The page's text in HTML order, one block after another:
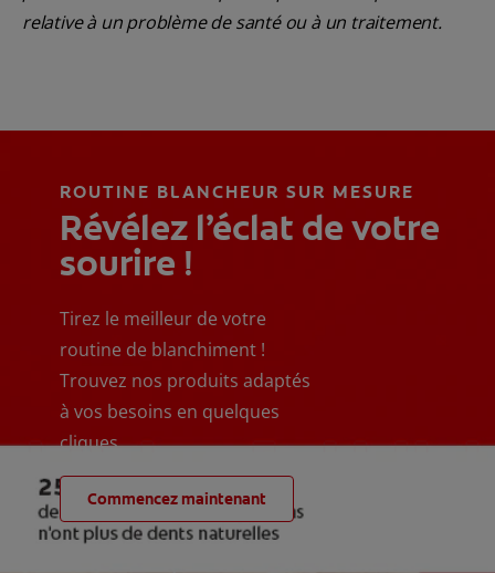
relative à un problème de santé ou à un traitement.
ROUTINE BLANCHEUR SUR MESURE
Révélez l’éclat de votre
sourire !
Tirez le meilleur de votre
routine de blanchiment !
Trouvez nos produits adaptés
à vos besoins en quelques
cliques
Commencez maintenant